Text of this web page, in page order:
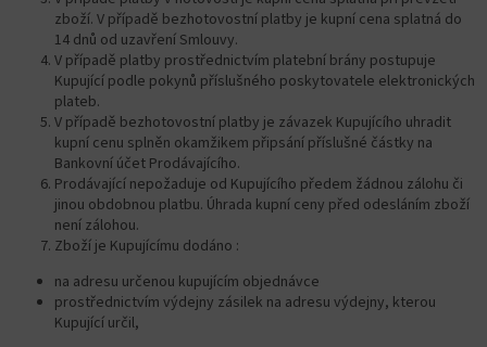
zboží. V případě bezhotovostní platby je kupní cena splatná do
14 dnů od uzavření Smlouvy.
V případě platby prostřednictvím platební brány postupuje
Kupující podle pokynů příslušného poskytovatele elektronických
plateb.
V případě bezhotovostní platby je závazek Kupujícího uhradit
kupní cenu splněn okamžikem připsání příslušné částky na
Bankovní účet Prodávajícího.
Prodávající nepožaduje od Kupujícího předem žádnou zálohu či
jinou obdobnou platbu. Úhrada kupní ceny před odesláním zboží
není zálohou.
Zboží je Kupujícímu dodáno :
na adresu určenou kupujícím objednávce
prostřednictvím výdejny zásilek na adresu výdejny, kterou
Kupující určil,